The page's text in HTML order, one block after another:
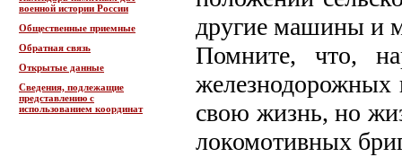
военной истории России
Общественные приемные
Обратная связь
Открытые данные
Сведения, подлежащие
представлению с
использованием координат
другие машины и
Помните, что,
железнодорожных
свою жизнь, но
локомотивных